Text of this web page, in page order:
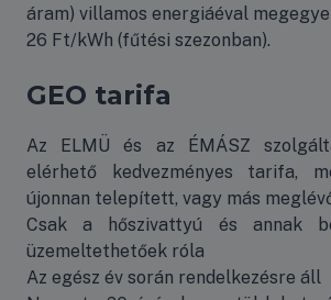
áram) villamos energiáéval
26 Ft/kWh (fűtési szezonban).
GEO tarifa
Az ELMÜ és az ÉMÁSZ
elérhető kedvezményes tarifa,
újonnan telepített, vagy más
Csak a hőszivattyú és annak
üzemeltethetőek róla
Az egész év során rendelkezésre áll